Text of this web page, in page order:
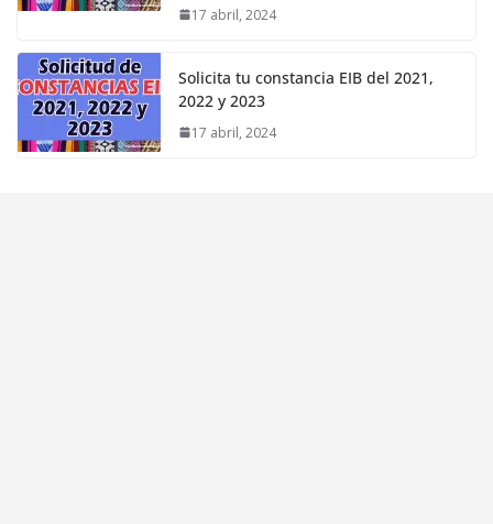
17 abril, 2024
Solicita tu constancia EIB del 2021,
2022 y 2023
17 abril, 2024